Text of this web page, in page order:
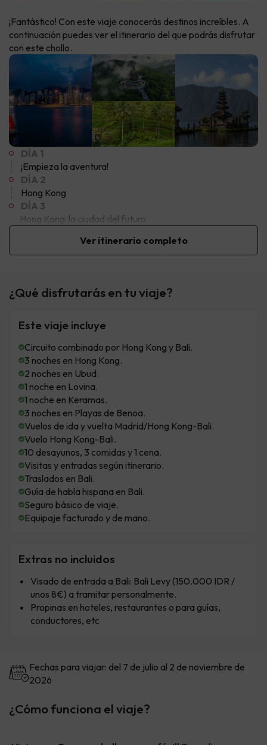
¡Fantástico! Con este viaje conocerás destinos increíbles. A
continuación puedes ver el itinerario del que podrás disfrutar
con este chollo.
DÍA 1
¡Empieza la aventura!
DÍA 2
Hong Kong
DÍA 3
Hong Kong: la ciudad del futuro
Ver itinerario completo
¿Qué disfrutarás en tu viaje?
Este viaje incluye
Circuito combinado por Hong Kong y Bali.
3 noches en Hong Kong.
2 noches en Ubud.
1 noche en Lovina.
1 noche en Keramas.
3 noches en Playas de Benoa.
Vuelos de ida y vuelta Madrid/Hong Kong-Bali.
Vuelo Hong Kong-Bali.
10 desayunos, 3 comidas y 1 cena.
Visitas y entradas según itinerario.
Traslados en Bali.
Guía de habla hispana en Bali.
Seguro básico de viaje.
Equipaje facturado y de mano.
Extras no incluidos
Visado de entrada a Bali: Bali Levy (150.000 IDR /
unos 8€) a tramitar personalmente.
Propinas en hoteles, restaurantes o para guías,
conductores, etc
Fechas para viajar: del 7 de julio al 2 de noviembre de
2026
¿Cómo funciona el viaje?